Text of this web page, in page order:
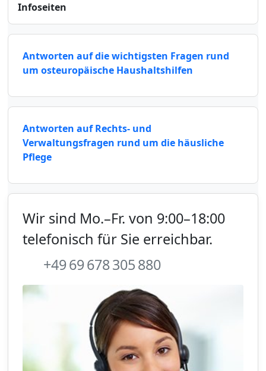
Infoseiten
Antworten auf die wichtigsten Fragen rund
um osteuropäische Haushaltshilfen
Antworten auf Rechts- und
Verwaltungsfragen rund um die häusliche
Pflege
Wir sind Mo.–Fr. von 9:00–18:00
telefonisch für Sie erreichbar.
+49 69 678 305 880